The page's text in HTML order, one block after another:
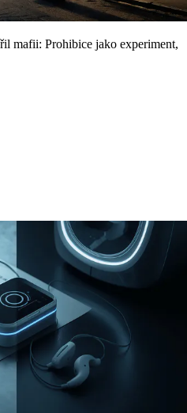
mafii: Prohibice jako experiment,